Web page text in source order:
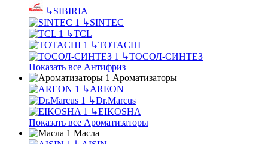
↳SIBIRIA
↳SINTEC
↳TCL
↳TOTACHI
↳ТОСОЛ-СИНТЕЗ
Показать все Антифриз
Ароматизаторы
↳AREON
↳Dr.Marcus
↳EIKOSHA
Показать все Ароматизаторы
Масла